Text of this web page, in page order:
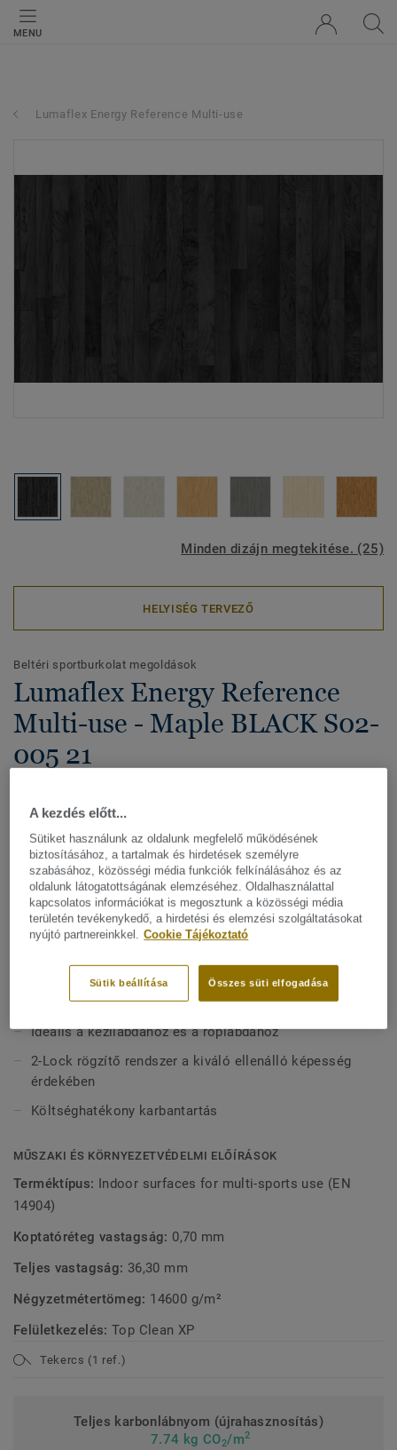
MENU
Lumaflex Energy Reference Multi-use
Minden dizájn megtekitése. (25)
HELYISÉG TERVEZŐ
Beltéri sportburkolat megoldások
Lumaflex Energy Reference
Multi-use - Maple BLACK S02-
005 21
sportpadló, amely nyírfa rétegelt lemez aljzatból és 6,2
mm-es Omnisports Reference PVC felső rétegből áll. A
legnagyobb ütéselnyelést biztosító modellünkként
egyedülálló védelmet, komfortot és csúcsteljesítményt
biztosít a sportolók számára az egyetemi és
professzionális sportlétesítményekben, a különböző
sportágakban történő használathoz. A védjegyünket jelentő
tartósság és a költséghatékony karbantartás érdekében.
Mutasson többet
FŐBB JELLEMZŐK
Franciaországban készül
A legkiválóbb teljesítmény (EN 14904, C3 osztály)
Optimális komfort és védelem a sportolók számára
Ideális a kézilabdához és a röplabdához
2-Lock rögzítő rendszer a kiváló ellenálló képesség
érdekében
Költséghatékony karbantartás
MŰSZAKI ÉS KÖRNYEZETVÉDELMI ELŐÍRÁSOK
Terméktípus: Indoor surfaces for multi-sports use (EN
14904)
Koptatóréteg vastagság: 0,70 mm
Teljes vastagság: 36,30 mm
Négyzetmétertömeg: 14600 g/m²
Felületkezelés:Top Clean XP
Tekercs (1 ref.)
Teljes karbonlábnyom (újrahasznosítás)
7.74 kg CO2/m2
A kezdés előtt...
Sütiket használunk az oldalunk megfelelő működésének
biztosításához, a tartalmak és hirdetések személyre
szabásához, közösségi média funkciók felkínálásához és az
oldalunk látogatottságának elemzéséhez. Oldalhasználattal
kapcsolatos információkat is megosztunk a közösségi média
területén tevékenykedő, a hirdetési és elemzési szolgáltatásokat
nyújtó partnereinkkel. Cookie Tájékoztató
Összes süti elfogadása
Sütik beállítása